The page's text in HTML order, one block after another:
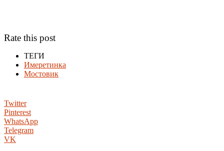
Rate this post
ТЕГИ
Имеретинка
Мостовик
Twitter
Pinterest
WhatsApp
Telegram
VK